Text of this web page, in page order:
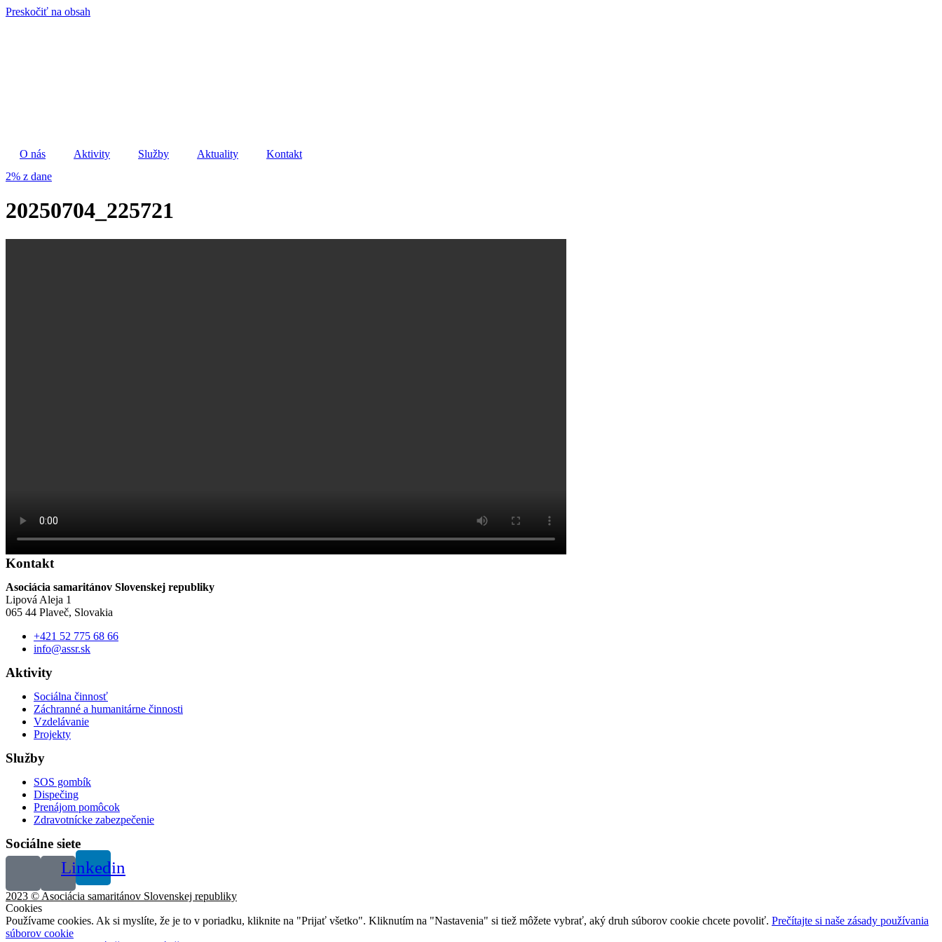
Preskočiť na obsah
O nás Aktivity Služby Aktuality
Kontakt
2% z dane
20250704_225721
Kontakt
Asociácia samaritánov Slovenskej republiky
Lipová Aleja 1
065 44 Plaveč, Slovakia
+421 52 775 68 66
info@assr.sk
Aktivity
Sociálna činnosť
Záchranné a humanitárne činnosti
Vzdelávanie
Projekty
Služby
SOS gombík
Dispečing
Prenájom pomôcok
Zdravotnícke zabezpečenie
Sociálne siete
Linkedin
2023 © Asociácia samaritánov Slovenskej republiky
Cookies
Používame cookies. Ak si myslíte, že je to v poriadku, kliknite na "Prijať všetko". Kliknutím na "Nastavenia" si tiež môžete vybrať, aký druh súborov cookie chcete povoliť. Prečítajte si naše zásady používania
súborov cookie